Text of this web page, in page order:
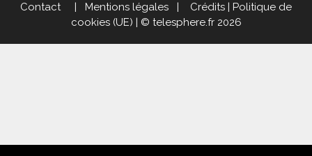
Contact| Mentions légales | Crédits | Politique de
cookies (UE) | © telesphere.fr 2026